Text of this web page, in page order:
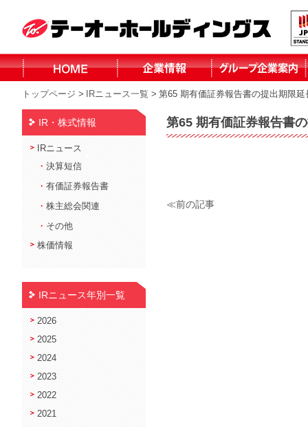
株式会社テーオ
株式会社テーオ
株式会社テーオ
株式会社テーオ
函館日産自動車
北見日産自動車
株式会社
北見三菱自動車
小泉建設株式会
株式会社fika
トップページ > IRニュース一覧 > 第65 期有価証券報告書の提出期限
IR・株式情報
IRニュース
・ 決算短信
・ 有価証券報告書
・ 株主総会関連
・ その他
株価情報
IRニュース年別一覧
2026
2025
2024
2023
2022
2021
第65 期有価証券報告書
≪前の記事